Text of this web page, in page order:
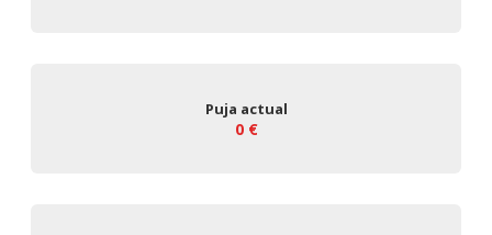
Puja actual
0 €